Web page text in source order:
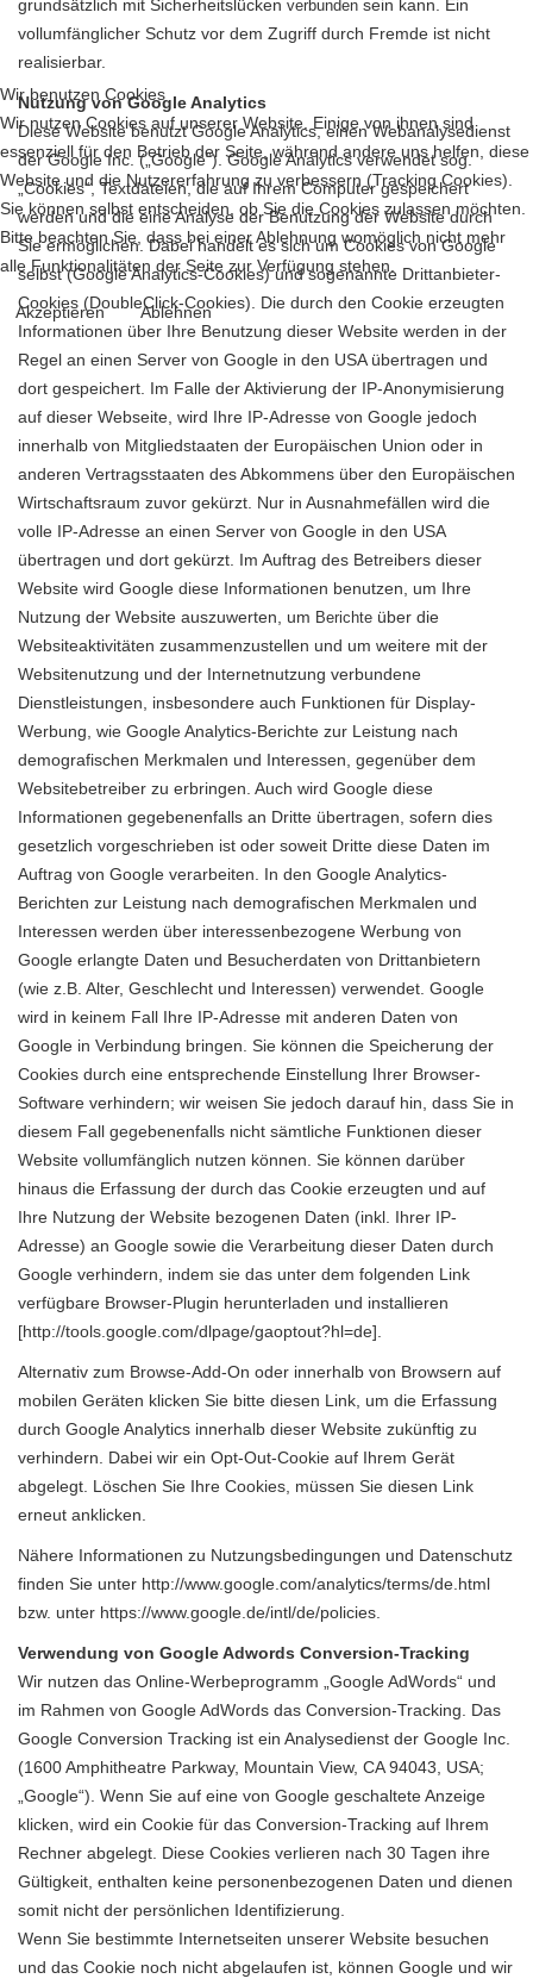
grundsätzlich mit Sicherheitslücken verbunden sein kann. Ein
vollumfänglicher Schutz vor dem Zugriff durch Fremde ist nicht
realisierbar.
Nutzung von Google Analytics
Diese Website benutzt Google Analytics, einen Webanalysedienst
der Google Inc. („Google“). Google Analytics verwendet sog.
„Cookies“, Textdateien, die auf Ihrem Computer gespeichert
werden und die eine Analyse der Benutzung der Website durch
Sie ermöglichen. Dabei handelt es sich um Cookies von Google
selbst (Google Analytics-Cookies) und sogenannte Drittanbieter-
Cookies (DoubleClick-Cookies). Die durch den Cookie erzeugten
Informationen über Ihre Benutzung dieser Website werden in der
Regel an einen Server von Google in den USA übertragen und
dort gespeichert. Im Falle der Aktivierung der IP-Anonymisierung
auf dieser Webseite, wird Ihre IP-Adresse von Google jedoch
innerhalb von Mitgliedstaaten der Europäischen Union oder in
anderen Vertragsstaaten des Abkommens über den Europäischen
Wirtschaftsraum zuvor gekürzt. Nur in Ausnahmefällen wird die
volle IP-Adresse an einen Server von Google in den USA
übertragen und dort gekürzt. Im Auftrag des Betreibers dieser
Website wird Google diese Informationen benutzen, um Ihre
Nutzung der Website auszuwerten, um Berichte über die
Websiteaktivitäten zusammenzustellen und um weitere mit der
Websitenutzung und der Internetnutzung verbundene
Dienstleistungen, insbesondere auch Funktionen für Display-
Werbung, wie Google Analytics-Berichte zur Leistung nach
demografischen Merkmalen und Interessen, gegenüber dem
Websitebetreiber zu erbringen. Auch wird Google diese
Informationen gegebenenfalls an Dritte übertragen, sofern dies
gesetzlich vorgeschrieben ist oder soweit Dritte diese Daten im
Auftrag von Google verarbeiten. In den Google Analytics-
Berichten zur Leistung nach demografischen Merkmalen und
Interessen werden über interessenbezogene Werbung von
Google erlangte Daten und Besucherdaten von Drittanbietern
(wie z.B. Alter, Geschlecht und Interessen) verwendet. Google
wird in keinem Fall Ihre IP-Adresse mit anderen Daten von
Google in Verbindung bringen. Sie können die Speicherung der
Cookies durch eine entsprechende Einstellung Ihrer Browser-
Software verhindern; wir weisen Sie jedoch darauf hin, dass Sie in
diesem Fall gegebenenfalls nicht sämtliche Funktionen dieser
Website vollumfänglich nutzen können. Sie können darüber
hinaus die Erfassung der durch das Cookie erzeugten und auf
Ihre Nutzung der Website bezogenen Daten (inkl. Ihrer IP-
Adresse) an Google sowie die Verarbeitung dieser Daten durch
Google verhindern, indem sie das unter dem folgenden Link
verfügbare Browser-Plugin herunterladen und installieren
[http://tools.google.com/dlpage/gaoptout?hl=de].
Alternativ zum Browse-Add-On oder innerhalb von Browsern auf
mobilen Geräten klicken Sie bitte diesen Link , um die Erfassung
durch Google Analytics innerhalb dieser Website zukünftig zu
verhindern. Dabei wir ein Opt-Out-Cookie auf Ihrem Gerät
abgelegt. Löschen Sie Ihre Cookies, müssen Sie diesen Link
erneut anklicken.
Nähere Informationen zu Nutzungsbedingungen und Datenschutz
finden Sie unter http://www.google.com/analytics/terms/de.html
bzw. unter https://www.google.de/intl/de/policies
Verwendung von Google Adwords Conversion-Tracking
Wir nutzen das Online-Werbeprogramm „Google AdWords“ und
im Rahmen von Google AdWords das Conversion-Tracking. Das
Google Conversion Tracking ist ein Analysedienst der Google Inc.
(1600 Amphitheatre Parkway, Mountain View, CA 94043, USA;
„Google“). Wenn Sie auf eine von Google geschaltete Anzeige
klicken, wird ein Cookie für das Conversion-Tracking auf Ihrem
Rechner abgelegt. Diese Cookies verlieren nach 30 Tagen ihre
Gültigkeit, enthalten keine personenbezogenen Daten und dienen
somit nicht der persönlichen Identifizierung.
Wenn Sie bestimmte Internetseiten unserer Website besuchen
und das Cookie noch nicht abgelaufen ist, können Google und wir
Wir benutzen Cookies
Wir nutzen Cookies auf unserer Website. Einige von ihnen sind
essenziell für den Betrieb der Seite, während andere uns helfen, diese
Website und die Nutzererfahrung zu verbessern (Tracking Cookies).
Sie können selbst entscheiden, ob Sie die Cookies zulassen möchten.
Bitte beachten Sie, dass bei einer Ablehnung womöglich nicht mehr
alle Funktionalitäten der Seite zur Verfügung stehen.
Akzeptieren Ablehnen